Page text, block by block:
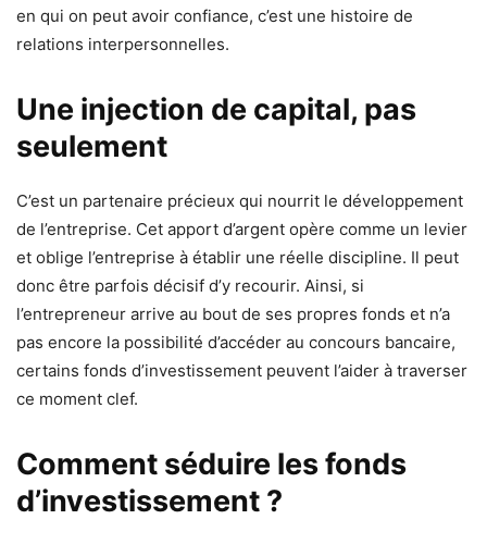
en qui on peut avoir confiance, c’est une histoire de
relations interpersonnelles.
Une injection de capital, pas
seulement
C’est un partenaire précieux qui nourrit le développement
de l’entreprise. Cet apport d’argent opère comme un levier
et oblige l’entreprise à établir une réelle discipline. Il peut
donc être parfois décisif d’y recourir. Ainsi, si
l’entrepreneur arrive au bout de ses propres fonds et n’a
pas encore la possibilité d’accéder au concours bancaire,
certains fonds d’investissement peuvent l’aider à traverser
ce moment clef.
Comment séduire les fonds
d’investissement ?